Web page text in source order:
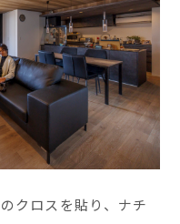
クロスを貼り、ナチ